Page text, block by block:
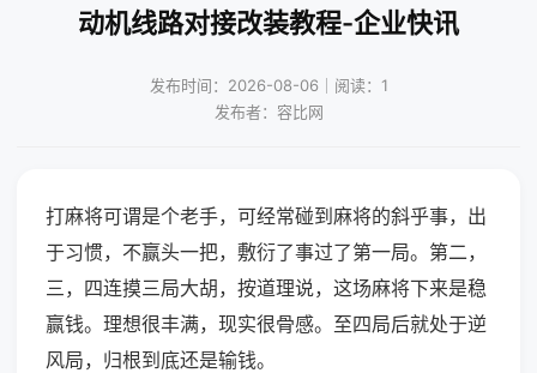
动机线路对接改装教程-企业快讯
发布时间：2026-08-06｜阅读：1
发布者：容比网
打麻将可谓是个老手，可经常碰到麻将的斜乎事，出
于习惯，不赢头一把，敷衍了事过了第一局。第二，
三，四连摸三局大胡，按道理说，这场麻将下来是稳
赢钱。理想很丰满，现实很骨感。至四局后就处于逆
风局，归根到底还是输钱。